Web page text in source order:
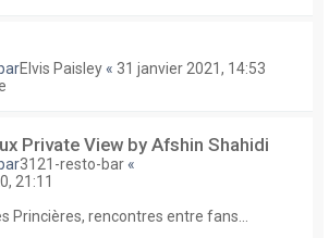
Elvis Paisley « 31 janvier 2021, 14:53
Private View by Afshin Shahidi
3121-resto-bar «
21:11
Princières, rencontres entre fans...